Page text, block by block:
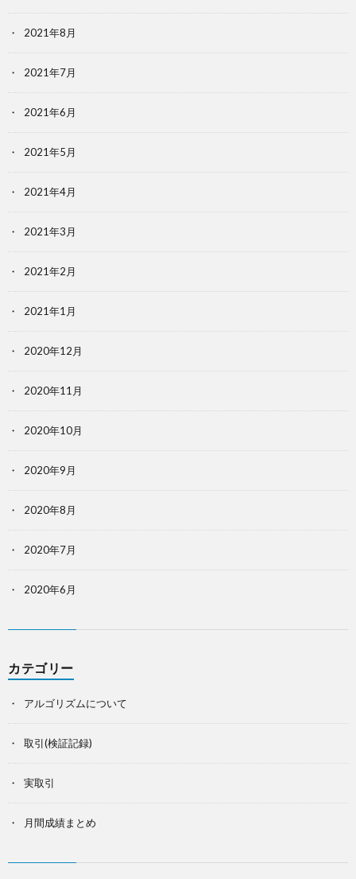
2021年8月
2021年7月
2021年6月
2021年5月
2021年4月
2021年3月
2021年2月
2021年1月
2020年12月
2020年11月
2020年10月
2020年9月
2020年8月
2020年7月
2020年6月
カテゴリー
アルゴリズムについて
取引(検証記録)
実取引
月間成績まとめ